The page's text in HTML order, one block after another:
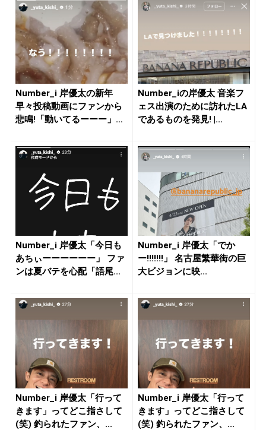
Number_i 岸優太の新年
早々投稿動画にファンから
悲鳴!「動いてるーーー」
Number_iの岸優太 音楽フ
ェス出演のために訪れたLA
であるものを発見! |...
Number_i 岸優太「今日も
あちぃーーーーーー」 ファ
ンは夏バテを心配「語尾...
Number_i 岸優太「でか
ー!!!!!!!」 名古屋繁華街の巨
大ビジョンに映...
Number_i 岸優太「行って
きます」ってどこ指さして
(笑) 釣られたファン、...
Number_i 岸優太「行って
きます」ってどこ指さして
(笑) 釣られたファン、...